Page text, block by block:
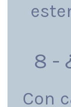
8 -
Con